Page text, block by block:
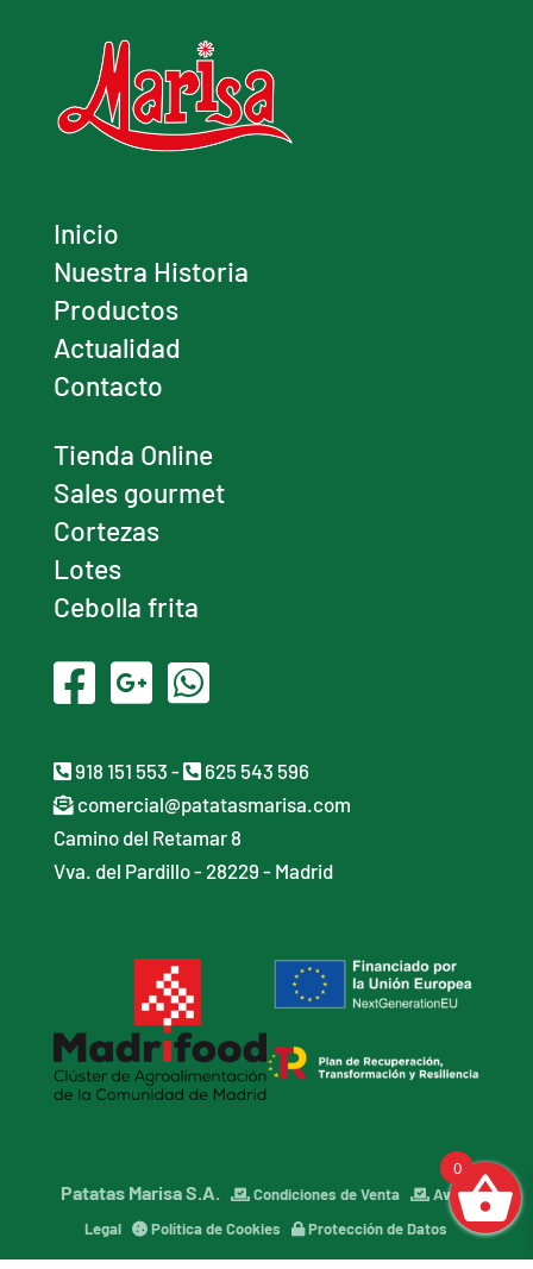
Inicio
Nuestra Historia
Productos
Actualidad
Contacto
Tienda Online
Sales gourmet
Cortezas
Lotes
Cebolla frita
918 151 553 -
625 543 596
comercial@patatasmarisa.com
Camino del Retamar 8
Vva. del Pardillo - 28229 - Madrid
Patatas Marisa S.A. Condiciones de Venta
Aviso
Legal
Política de Cookies Protección de Datos
0